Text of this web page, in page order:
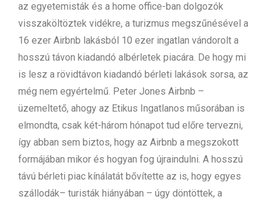
az egyetemisták és a home office-ban dolgozók
visszaköltöztek vidékre, a turizmus megszűnésével a
16 ezer Airbnb lakásból 10 ezer ingatlan vándorolt a
hosszú távon kiadandó albérletek piacára. De hogy mi
is lesz a rövidtávon kiadandó bérleti lakások sorsa, az
még nem egyértelmű. Peter Jones Airbnb –
üzemeltető, ahogy az Etikus Ingatlanos műsorában is
elmondta, csak két-három hónapot tud előre tervezni,
így abban sem biztos, hogy az Airbnb a megszokott
formájában mikor és hogyan fog újraindulni. A hosszú
távú bérleti piac kínálatát bővítette az is, hogy egyes
szállodák– turisták hiányában – úgy döntöttek, a